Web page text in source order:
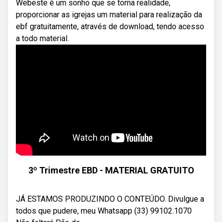
Webeste é um sonho que se torna realidade,
proporcionar as igrejas um material para realização da
ebf gratuitamente, através de download, tendo acesso
a todo material.
3º Trimestre EBD - MATERIAL GRATUITO
JÁ ESTAMOS PRODUZINDO O CONTEÚDO. Divulgue a
todos que pudere, meu Whatsapp (33) 99102.1070